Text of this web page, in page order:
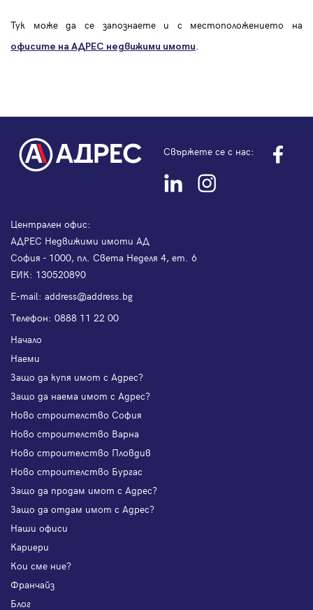
Тук може да се запознаете и с местоположението на
офисите на АДРЕС недвижими имоти.
Свържете се с нас:
Централен офис:
АДРЕС Недвижими имоти АД
София - 1000, пл. Света Неделя 4, ет. 6
ЕИК: 130520890
Е-mail: address@address.bg
Телефон: 0888 11 22 00
Начало
Наеми
Защо да купя имот с Адрес?
Защо да наема имот с Адрес?
Ново строителство София
Ново строителство Варна
Ново строителство Пловдив
Ново строителство Бургас
Защо да продам имот с Адрес?
Защо да отдам имот с Адрес?
Наши офиси
Кариери
Кои сме ние?
Франчайз
Блог